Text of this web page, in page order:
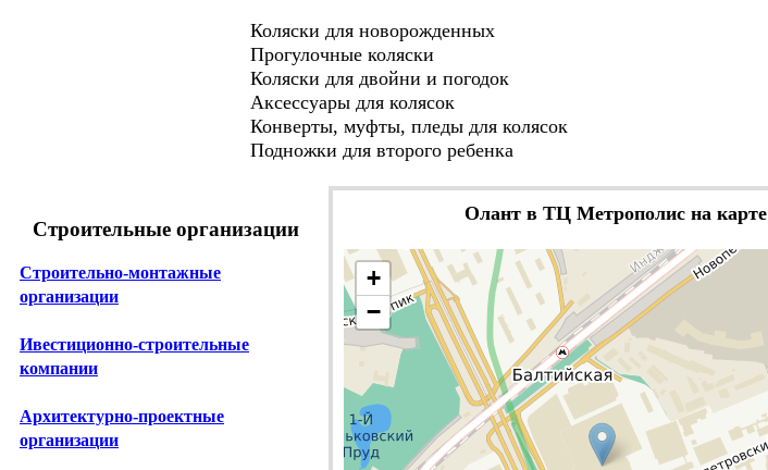
Коляски для новорожденных
Прогулочные коляски
Коляски для двойни и погодок
Аксессуары для колясок
Конверты, муфты, пледы для колясок
Подножки для второго ребенка
Строительные организации
Строительно-монтажные
организации
Ивестиционно-строительные
компании
Архитектурно-проектные
организации
Олант в ТЦ Метрополис на карте
+
−